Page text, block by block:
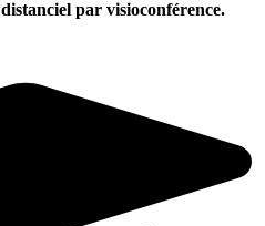
distanciel par visioconférence.